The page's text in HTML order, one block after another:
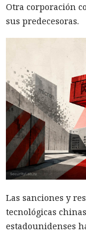
Otra corporación
sus predecesoras.
Las sanciones y
tecnológicas
estadounidenses